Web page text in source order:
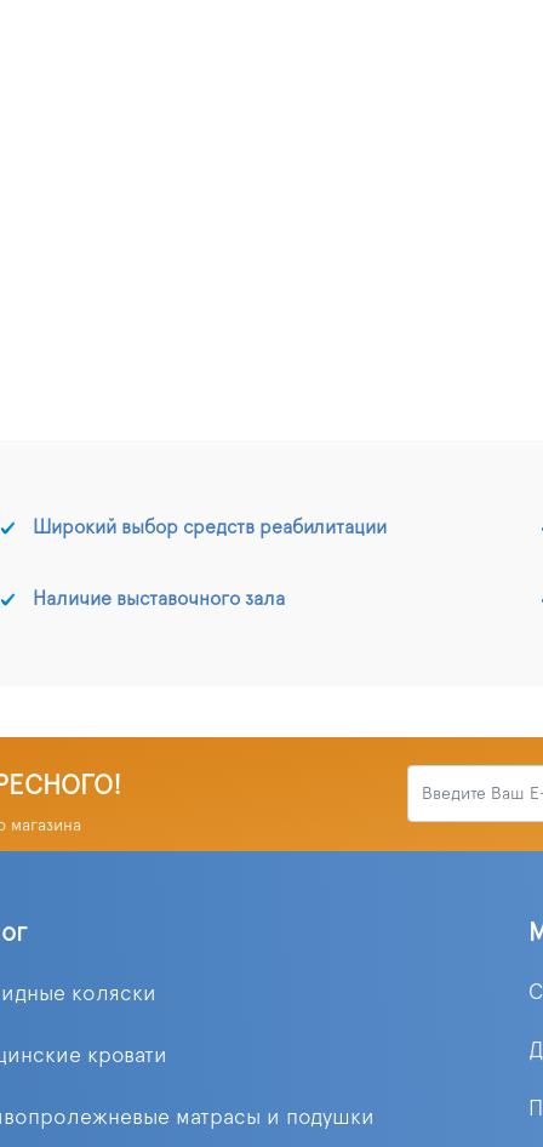
Широкий выбор средств реабилитации
Наличие выставочного зала
магазина
коляски
кровати
матрасы и подушки